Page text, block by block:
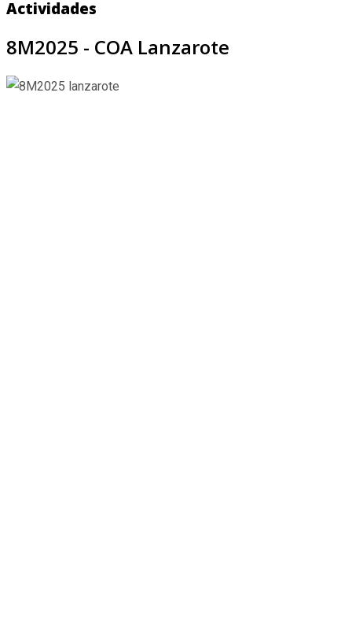
Actividades
8M2025 - COA Lanzarote